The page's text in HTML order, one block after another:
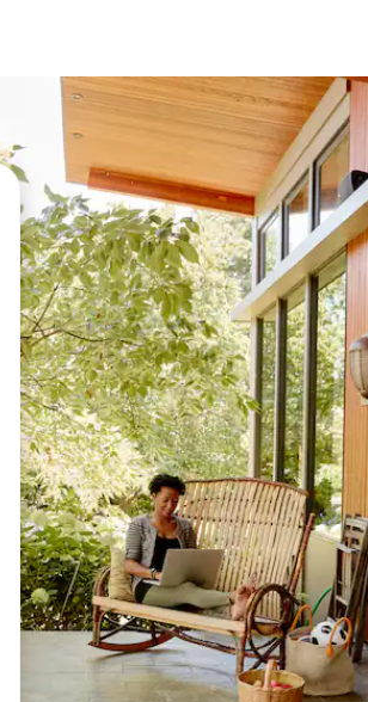
haut et vers le bas pour les parcourir ou en